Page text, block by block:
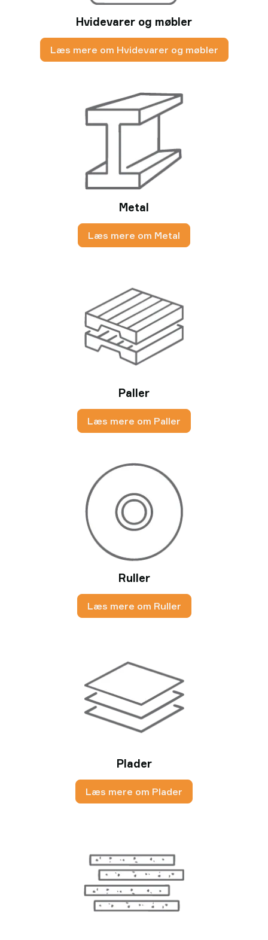
Hvidevarer og møbler
Læs mere om Hvidevarer og møbler
Metal
Læs mere om Metal
Paller
Læs mere om Paller
Ruller
Læs mere om Ruller
Plader
Læs mere om Plader